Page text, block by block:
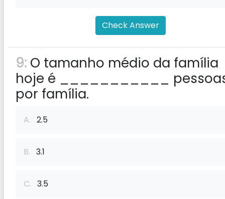
Check Answer
9: O tamanho médio da família
hoje é ___________
por família.
A. 2.5
B. 3.1
C. 3.5